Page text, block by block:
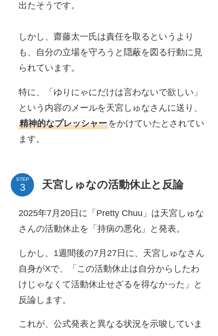
出たそうです。
しかし、齋藤太一氏は責任を取るというより
も、自分の立場を守ろうと隠蔽を図る行動に見
られています。
特に、「ゆりにゃにだけは言わないで欲しい」
という内容のメールを天宮しゅなさんに送り、
精神的なプレッシャーをかけていたとされてい
ます。
STEP 天宮しゅなの活動休止と反論
2025年7月20日に「Pretty Chuu」は天宮しゅな
さんの活動休止を「持病の悪化」と発表。
しかし、1週間後の7月27日に、天宮しゅなさん
自身がXで、「この活動休止は自分からしたわ
けじゃなくて活動休止せざるを得なかった」と
反論します。
これが、公式発表と異なる状況を示唆していま